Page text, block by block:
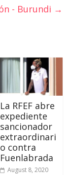
- Burundi →
La RFEF abre
expediente
sancionador
extraordinari
o contra
Fuenlabrada
August 8, 2020